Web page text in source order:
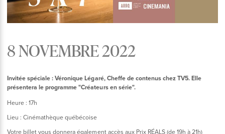
8 NOVEMBRE 2022
Invitée spéciale : Véronique Légaré, Cheffe de contenus chez TV5. Elle
présentera le programme "Créateurs en série".
Heure : 17h
Lieu : Cinémathèque québécoise
Votre billet vous donnera également accès aux Prix RÉALS (de 19h à 21h)